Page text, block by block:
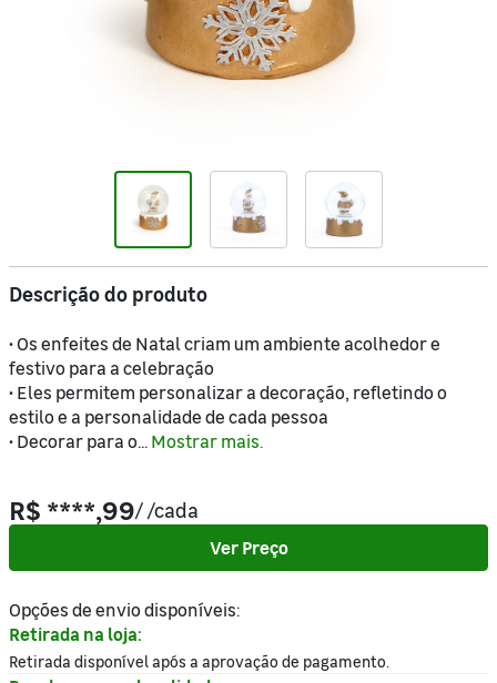
Descrição do produto
• Os enfeites de Natal criam um ambiente acolhedor e
festivo para a celebração
• Eles permitem personalizar a decoração, refletindo o
estilo e a personalidade de cada pessoa
• Decorar para o... Mostrar mais.
R$ ****,99//cada
Ver Preço
Opções de envio disponíveis:
Retirada na loja:
Retirada disponível após a aprovação de pagamento.